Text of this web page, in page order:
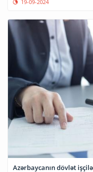
19-09-2024
Azərbaycanın dövlət